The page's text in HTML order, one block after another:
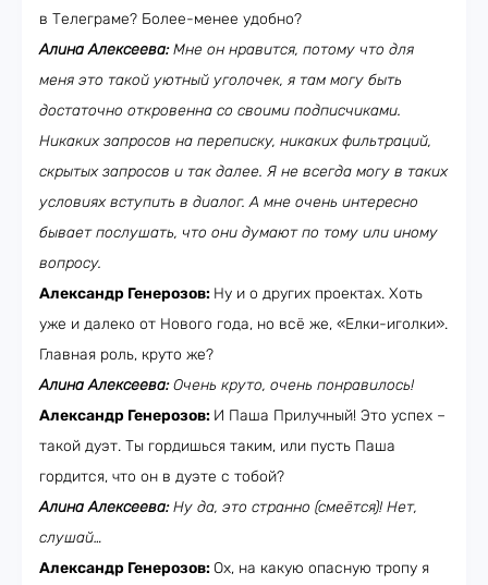
в Телеграме? Более-менее удобно?
Алина Алексеева:Мне он нравится, потому что для
меня это такой уютный уголочек, я там могу быть
достаточно откровенна со своими подписчиками.
Никаких запросов на переписку, никаких фильтраций,
скрытых запросов и так далее. Я не всегда могу в таких
условиях вступить в диалог. А мне очень интересно
бывает послушать, что они думают по тому или иному
вопросу.
Александр Генерозов: Ну и о других проектах. Хоть
уже и далеко от Нового года, но всё же, «Елки-иголки».
Главная роль, круто же?
Алина Алексеева:Очень круто, очень понравилось!
Александр Генерозов: И Паша Прилучный! Это успех –
такой дуэт. Ты гордишься таким, или пусть Паша
гордится, что он в дуэте с тобой?
Алина Алексеева:Ну да, это странно (смеётся)! Нет,
слушай…
Александр Генерозов: Ох, на какую опасную тропу я